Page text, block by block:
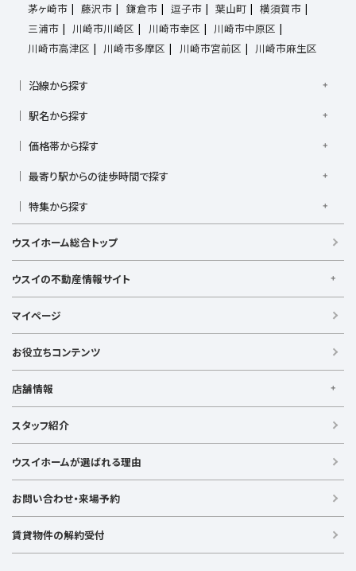
茅ヶ崎市
藤沢市 鎌倉市 逗子市 葉山町
横須賀市
三浦市
川崎市川崎区 川崎市幸区
川崎市中原区
川崎市高津区
川崎市多摩区 川崎市宮前区 川崎市麻生区
沿線から探す
横須賀線
湘南新宿ライン高海
小田急江ノ島線
ブルーライン
みなとみらい線
相鉄いずみ野線
相模鉄道新横浜線
江ノ島電鉄
湘南モノレール
駅名から探す
上大岡駅
鴨居駅
港南台駅
小机駅 桜木町駅
根岸駅
平塚駅
横須賀中央駅
横浜駅
価格帯から探す
4,000万円台
5,000万円台
8,000万円台
最寄り駅からの徒歩時間で探す
駅徒歩7分以内
駅徒歩20分以内
駅徒歩21分以上
特集から探す
ペット相談可
リフォーム・リノベーション済
LDK15畳以上
浴室乾燥機付き
キッチン充実
ウスイホーム総合トップ
ウスイの不動産情報サイト
【借りる】
賃貸住宅
事業用賃貸
【買う】
新築戸建て
土地
投資物件
ラグジュアリー物件
【売る】
マイページ
お役立ちコンテンツ
店舗情報
【横浜エリア】
金沢文庫店
上大岡店 戸塚店 新横浜店
港北ニュータウン店
【湘南エリア】
追浜店
衣笠店
横須賀中央店
スタッフ紹介
ウスイホームが選ばれる理由
お問い合わせ・来場予約
賃貸物件の解約受付